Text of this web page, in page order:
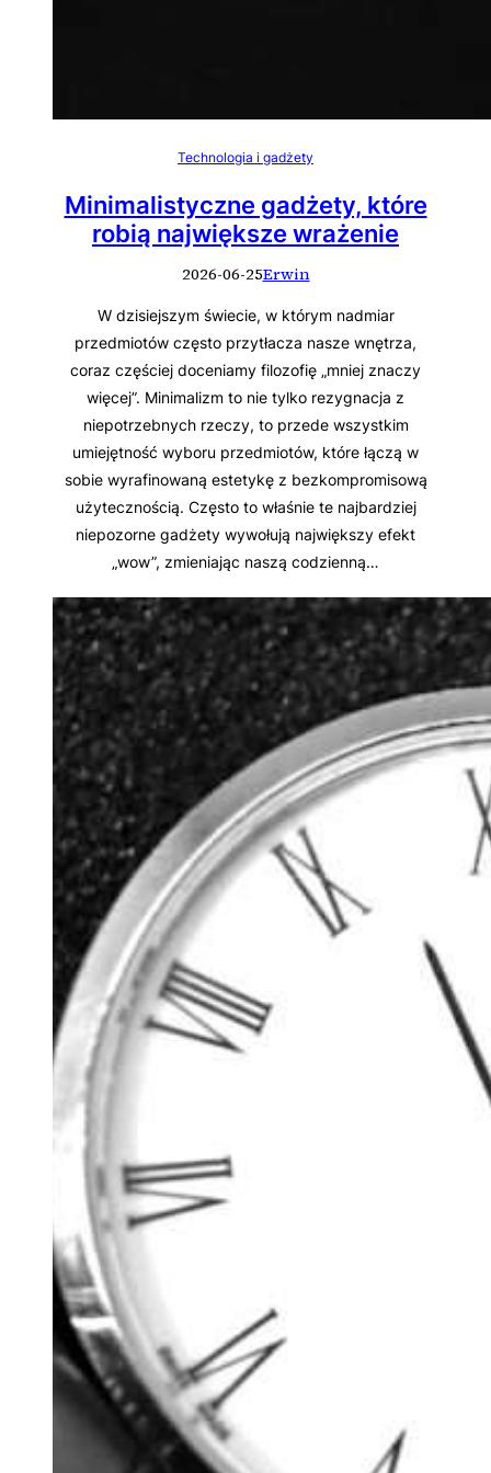
Technologia i gadżety
Minimalistyczne gadżety, które
robią największe wrażenie
2026-06-25Erwin
W dzisiejszym świecie, w którym nadmiar
przedmiotów często przytłacza nasze wnętrza,
coraz częściej doceniamy filozofię „mniej znaczy
więcej”. Minimalizm to nie tylko rezygnacja z
niepotrzebnych rzeczy, to przede wszystkim
umiejętność wyboru przedmiotów, które łączą w
sobie wyrafinowaną estetykę z bezkompromisową
użytecznością. Często to właśnie te najbardziej
niepozorne gadżety wywołują największy efekt
„wow”, zmieniając naszą codzienną…